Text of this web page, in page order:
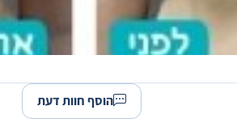
הוסף חוות דעת